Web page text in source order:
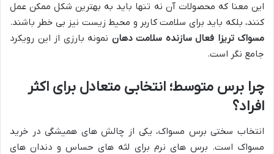
این معنا که محصولات آن نه تنها باید به بهترین شکل ممکن عمل
کنند، بلکه باید برای سلامت کاربر و محیط زیست نیز بی خطر باشند.
مسواک تریزا فعال سازنده سلامت دهان نمونه بارزی از این رویکرد
جامع نگر است.
چرا برس متوسط؛ انتخابی متعادل برای اکثر
افراد؟
انتخاب سختی برس مسواک، یکی از چالش های همیشگی در خرید
مسواک است. برس های نرم برای لثه های حساس و دندان های